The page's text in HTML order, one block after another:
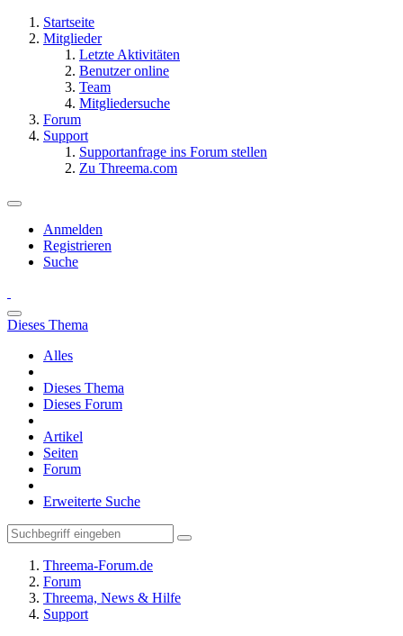
Startseite
Mitglieder
Letzte Aktivitäten
Benutzer online
Team
Mitgliedersuche
Forum
Support
Supportanfrage ins Forum stellen
Zu Threema.com
Anmelden
Registrieren
Suche
Dieses Thema
Alles
Dieses Thema
Dieses Forum
Artikel
Seiten
Forum
Erweiterte Suche
Threema-Forum.de
Forum
Threema, News & Hilfe
Support